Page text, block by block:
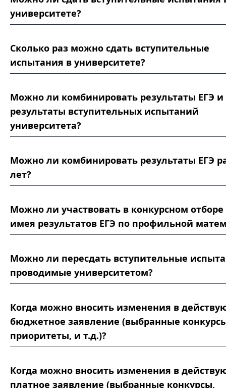
университете?
Сколько раз можно сдать вступительные
испытания в университете?
Можно ли комбинировать результаты ЕГЭ и
результаты вступительных испытаний
университета?
Можно ли комбинировать результаты ЕГЭ
лет?
Можно ли участвовать в конкурсном отборе
имея результатов ЕГЭ по профильной
Можно ли пересдать вступительные
проводимые университетом?
Когда можно вносить изменения в
бюджетное заявление (выбранные
приоритеты, и т.д.)?
Когда можно вносить изменения в
платное заявление (выбранные конкурсы,